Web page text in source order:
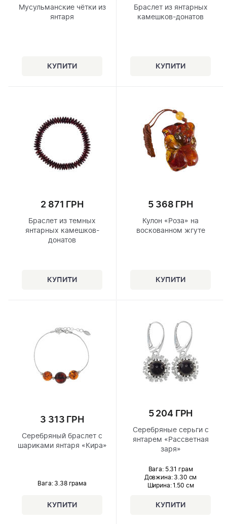
Мусульманские чётки из
янтаря
Браслет из янтарных
камешков-донатов
2 871 ГРН
Браслет из темных
янтарных камешков-
донатов
5 368 ГРН
Кулон «Роза» на
воскованном жгуте
3 313 ГРН
Серебряный браслет с
шариками янтаря «Кира»
Вага: 3.38 грама
5 204 ГРН
Серебряные серьги с
янтарем «Рассветная
заря»
Вага: 5.31 грам
Довжина:3.30 см
Ширина: 1.50 см